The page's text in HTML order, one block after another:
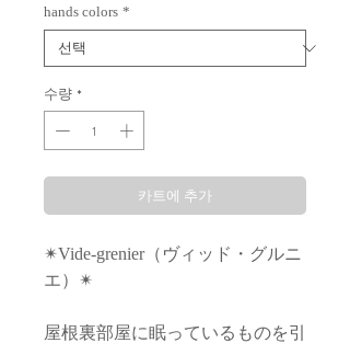
hands colors *
수량 *
카트에 추가
✴︎Vide-grenier（ヴィッド・グルニ
エ）✴︎
屋根裏部屋に眠っているものを引